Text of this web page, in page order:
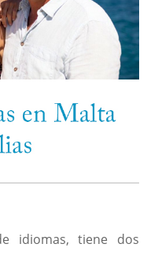
idiomas, tiene dos